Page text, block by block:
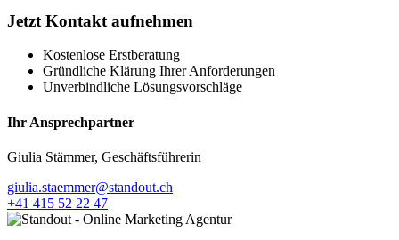
Jetzt Kontakt aufnehmen
Kostenlose Erstberatung
Gründliche Klärung Ihrer Anforderungen
Unverbindliche Lösungsvorschläge
Ihr Ansprechpartner
Giulia Stämmer, Geschäftsführerin
giulia.staemmer@standout.ch
+41 415 52 22 47